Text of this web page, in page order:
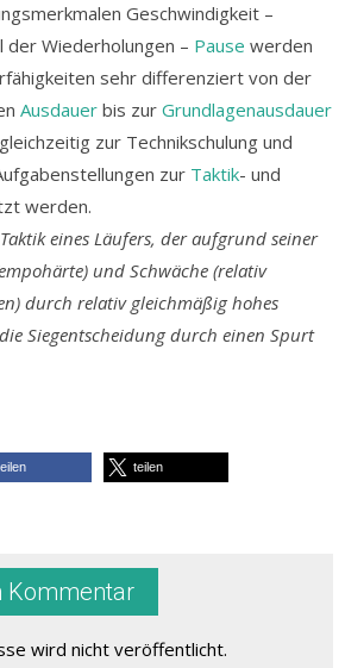
Geschwindigkeit –
der Wiederholungen – Pause werden
sehr differenziert von der
Ausdauer bis zur Grundlagenausdauer
zur Technikschulung und
zur Taktik- und
werden.
eines Läufers, der aufgrund seiner
und Schwäche (relativ
durch relativ gleichmäßig hohes
Siegentscheidung durch einen Spurt
teilen
Kommentar
wird nicht veröffentlicht.